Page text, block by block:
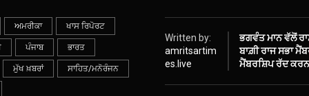
ਅਮਰੀਕਾ ਖਾਸ ਰਿਪੋਰਟ
ਪੰਜਾਬ ਭਾਰਤ
ਮੁੱਖ ਖ਼ਬਰਾਂ ਸਾਹਿਤ/ਮਨੋਰੰਜਨ
Written by:
amritsartim
es.live
ਭਗਵੰਤ ਮਾਨ ਵੱਲੋਂ
ਬਾਗ਼ੀ ਰਾਜ ਸਭਾ
ਮੈਂਬਰਸ਼ਿਪ ਰੱਦ